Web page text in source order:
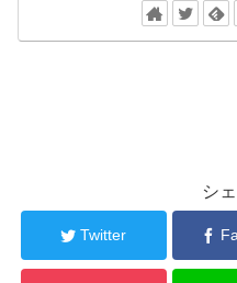
シ
Twitter